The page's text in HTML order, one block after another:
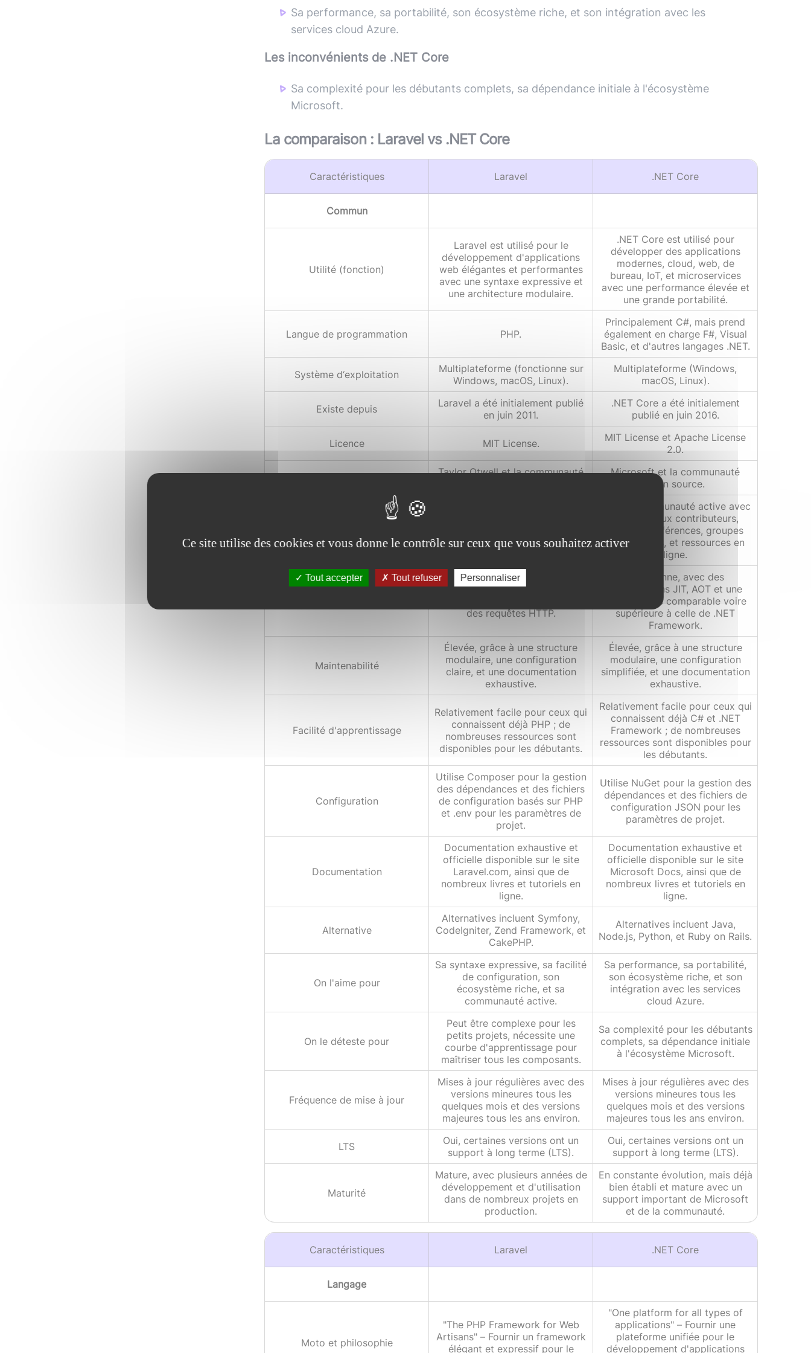
Sa performance, sa portabilité, son écosystème riche, et son intégration avec les
services cloud Azure.
Les inconvénients de .NET Core
Sa complexité pour les débutants complets, sa dépendance initiale à l'écosystème
Microsoft.
La comparaison : Laravelvs .NET Core
Caractéristiques Laravel .NET Core
Commun
Utilité (fonction)
Laravel est utilisé pour le
développement d'applications
web élégantes et performantes
avec une syntaxe expressive et
une architecture modulaire.
.NET Core est utilisé pour
développer des applications
modernes, cloud, web, de
bureau, IoT, et microservices
avec une performance élevée et
une grande portabilité.
Langue de programmation PHP.
Principalement C#, mais prend
également en charge F#, Visual
Basic, et d'autres langages .NET.
Système d‘exploitation
Multiplateforme (fonctionne sur
Windows, macOS, Linux).
Multiplateforme (Windows,
macOS, Linux).
Existe depuis
Laravel a été initialement publié
en juin 2011.
.NET Core a été initialement
publié en juin 2016.
Licence MIT License.
MIT License et Apache License
2.0.
Taylor Otwell et la communauté
Microsoft et la communauté
open source.
d'utilisateurs, et ressources en
Grande communauté active avec
de nombreux contributeurs,
forums, conférences, groupes
d'utilisateurs, et ressources en
ligne.
Bonne, avec des optimisations
des requêtes HTTP.
Très bonne, avec des
optimisations JIT, AOT et une
performance comparable voire
supérieure à celle de .NET
Framework.
Maintenabilité
Élevée, grâce à une structure
modulaire, une configuration
claire, et une documentation
exhaustive.
Élevée, grâce à une structure
modulaire, une configuration
simplifiée, et une documentation
exhaustive.
Facilité d'apprentissage
Relativement facile pour ceux qui
connaissent déjà PHP ; de
nombreuses ressources sont
disponibles pour les débutants.
Relativement facile pour ceux qui
connaissent déjà C# et .NET
Framework ; de nombreuses
ressources sont disponibles pour
les débutants.
Configuration
Utilise Composer pour la gestion
des dépendances et des fichiers
de configuration basés sur PHP
et .env pour les paramètres de
projet.
Utilise NuGet pour la gestion des
dépendances et des fichiers de
configuration JSON pour les
paramètres de projet.
Documentation
Documentation exhaustive et
officielle disponible sur le site
Laravel.com, ainsi que de
nombreux livres et tutoriels en
ligne.
Documentation exhaustive et
officielle disponible sur le site
Microsoft Docs, ainsi que de
nombreux livres et tutoriels en
ligne.
Alternative
Alternatives incluent Symfony,
CodeIgniter, Zend Framework, et
CakePHP.
Alternatives incluent Java,
Node.js, Python, et Ruby on Rails.
On l'aime pour
Sa syntaxe expressive, sa facilité
de configuration, son
écosystème riche, et sa
communauté active.
Sa performance, sa portabilité,
son écosystème riche, et son
intégration avec les services
cloud Azure.
On le déteste pour
Peut être complexe pour les
petits projets, nécessite une
courbe d'apprentissage pour
maîtriser tous les composants.
Sa complexité pour les débutants
complets, sa dépendance initiale
à l'écosystème Microsoft.
Fréquence de mise à jour
Mises à jour régulières avec des
versions mineures tous les
quelques mois et des versions
majeures tous les ans environ.
Mises à jour régulières avec des
versions mineures tous les
quelques mois et des versions
majeures tous les ans environ.
LTS
Oui, certaines versions ont un
support à long terme (LTS).
Oui, certaines versions ont un
support à long terme (LTS).
Maturité
Mature, avec plusieurs années de
développement et d'utilisation
dans de nombreux projets en
production.
En constante évolution, mais déjà
bien établi et mature avec un
support important de Microsoft
et de la communauté.
Caractéristiques Laravel .NET Core
Langage
Moto et philosophie
"The PHP Framework for Web
Artisans" – Fournir un framework
élégant et expressif pour le
"One platform for all types of
applications" – Fournir une
plateforme unifiée pour le
développement d'applications
Ce site utilise des cookies et vous donne le contrôle sur ceux que vous souhaitez activer
Tout accepter Tout refuser Personnaliser